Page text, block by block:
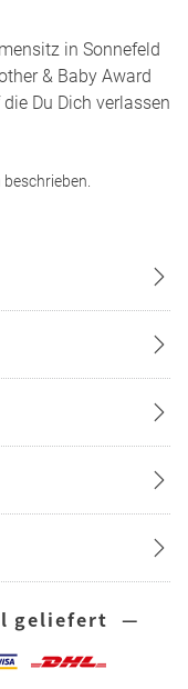
in Sonnefeld
& Baby Award
Du Dich verlassen
geliefert —